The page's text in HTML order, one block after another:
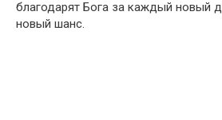
благодарят Бога за каждый новый
новый шанс.